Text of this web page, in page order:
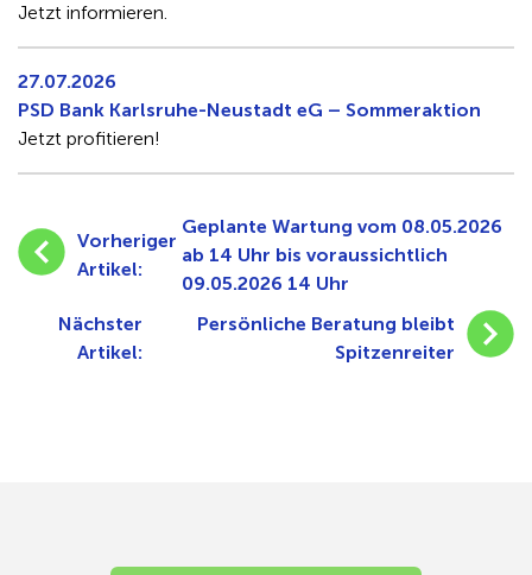
Jetzt informieren.
27.07.2026
PSD Bank Karlsruhe-Neustadt eG – Sommeraktion
Jetzt profitieren!
Vorheriger
Artikel:
Geplante Wartung vom 08.05.2026
ab 14 Uhr bis voraussichtlich
09.05.2026 14 Uhr
Nächster
Artikel:
Persönliche Beratung bleibt
Spitzenreiter